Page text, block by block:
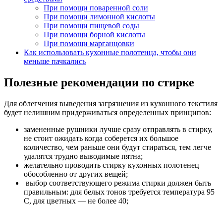
При помощи поваренной соли
При помощи лимонной кислоты
При помощи пищевой соды
При помощи борной кислоты
При помощи марганцовки
Как использовать кухонные полотенца, чтобы они
меньше пачкались
Полезные рекомендации по стирке
Для облегчения выведения загрязнения из кухонного текстиля
будет нелишним придерживаться определенных принципов:
замененные рушники лучше сразу отправлять в стирку,
не стоит ожидать когда соберется их большое
количество, чем раньше они будут стираться, тем легче
удалятся трудно выводимые пятна;
желательно проводить стирку кухонных полотенец
обособленно от других вещей;
выбор соответствующего режима стирки должен быть
правильным: для белых тонов требуется температура 95
C, для цветных — не более 40;